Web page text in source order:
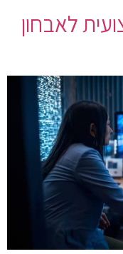
לאבחון